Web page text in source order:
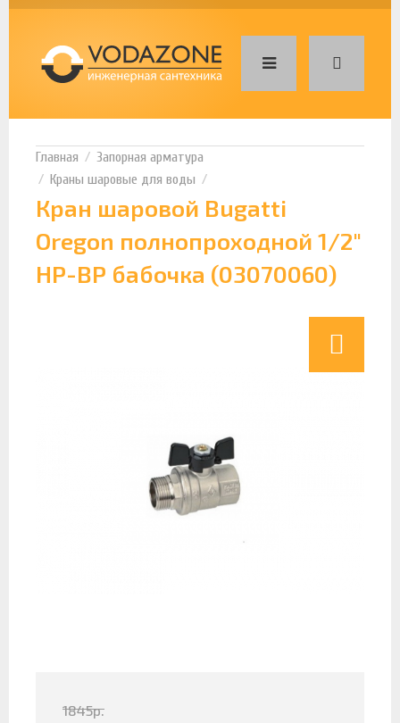
Запорная арматура
Краны шаровые для воды
Кран шаровой Bugatti
Oregon полнопроходной 1/2"
НР-ВР бабочка (03070060)
1845р.